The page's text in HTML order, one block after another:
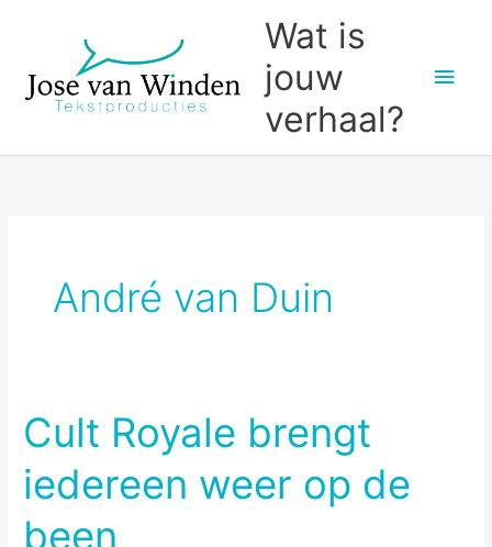
inhoud
Wat is
jouw
verhaal?
André van Duin
Cult Royale brengt
iedereen weer op de
been